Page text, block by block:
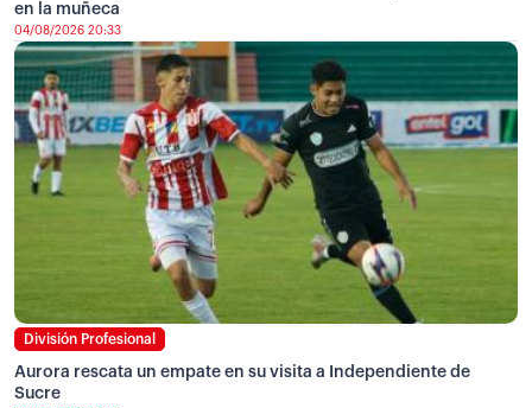
en la muñeca
04/08/2026 20:33
División Profesional
Aurora rescata un empate en su visita a Independiente de
Sucre